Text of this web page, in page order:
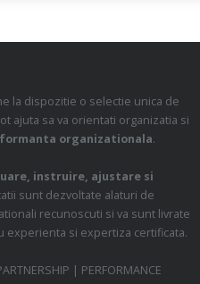
la dispozitie o selectie unica de
ajuta sa va orientati organizatia si
organizationala.
instruire, ajustare si
sunt dezvoltate alaturi de
recunoscuti si va sunt livrate
experienta si expertiza certificata.
| PERFORMANCE